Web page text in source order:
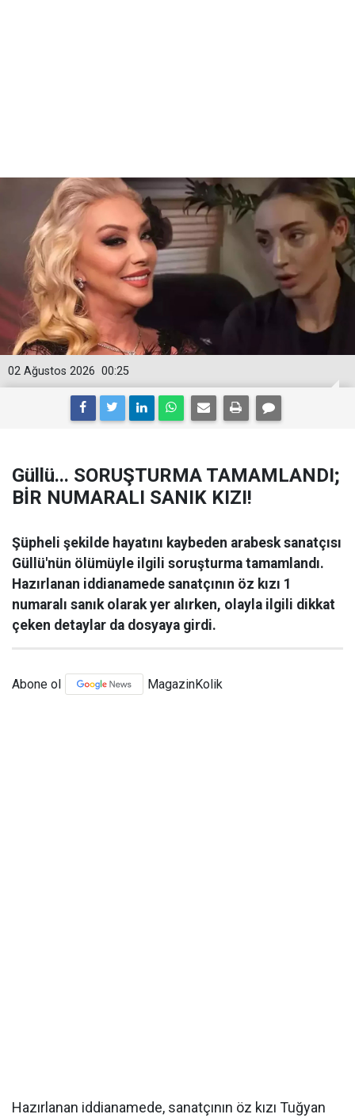
00:25
02 Ağustos 2026
Güllü... SORUŞTURMA TAMAMLANDI;
BİR NUMARALI SANIK KIZI!
Şüpheli şekilde hayatını kaybeden arabesk sanatçısı
Güllü'nün ölümüyle ilgili soruşturma tamamlandı.
Hazırlanan iddianamede sanatçının öz kızı 1
numaralı sanık olarak yer alırken, olayla ilgili dikkat
çeken detaylar da dosyaya girdi.
Abone ol MagazinKolik
Hazırlanan iddianamede, sanatçının öz kızı Tuğyan